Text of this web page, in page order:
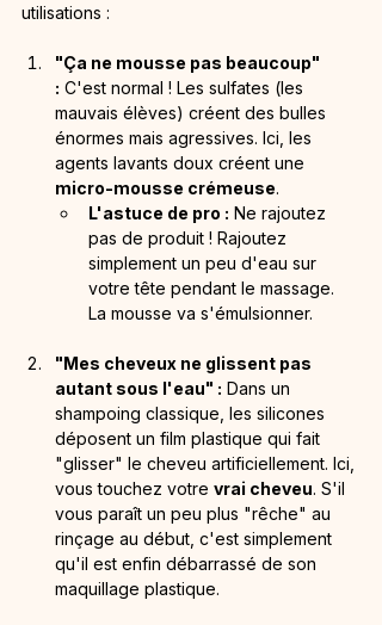
utilisations :
"Ça ne mousse pas beaucoup"
: C'est normal ! Les sulfates (les
mauvais élèves) créent des bulles
énormes mais agressives. Ici, les
agents lavants doux créent une
micro-mousse crémeuse.
L'astuce de pro : Ne rajoutez
pas de produit ! Rajoutez
simplement un peu d'eau sur
votre tête pendant le massage.
La mousse va s'émulsionner.
"Mes cheveux ne glissent pas
autant sous l'eau" : Dans un
shampoing classique, les silicones
déposent un film plastique qui fait
"glisser" le cheveu artificiellement. Ici,
vous touchez votre vrai cheveu. S'il
vous paraît un peu plus "rêche" au
rinçage au début, c'est simplement
qu'il est enfin débarrassé de son
maquillage plastique.